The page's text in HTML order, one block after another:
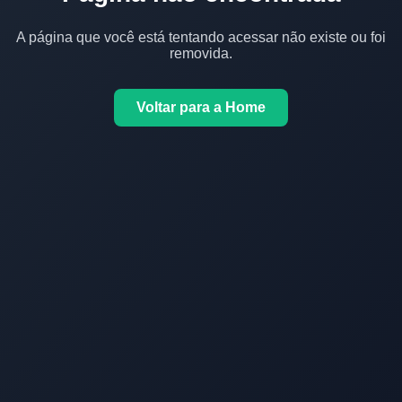
A página que você está tentando acessar não existe ou foi
removida.
Voltar para a Home